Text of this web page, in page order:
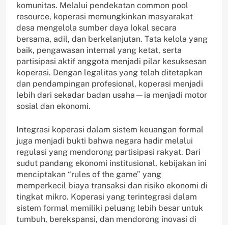
komunitas. Melalui pendekatan common pool
resource, koperasi memungkinkan masyarakat
desa mengelola sumber daya lokal secara
bersama, adil, dan berkelanjutan. Tata kelola yang
baik, pengawasan internal yang ketat, serta
partisipasi aktif anggota menjadi pilar kesuksesan
koperasi. Dengan legalitas yang telah ditetapkan
dan pendampingan profesional, koperasi menjadi
lebih dari sekadar badan usaha—ia menjadi motor
sosial dan ekonomi.
Integrasi koperasi dalam sistem keuangan formal
juga menjadi bukti bahwa negara hadir melalui
regulasi yang mendorong partisipasi rakyat. Dari
sudut pandang ekonomi institusional, kebijakan ini
menciptakan “rules of the game” yang
memperkecil biaya transaksi dan risiko ekonomi di
tingkat mikro. Koperasi yang terintegrasi dalam
sistem formal memiliki peluang lebih besar untuk
tumbuh, berekspansi, dan mendorong inovasi di